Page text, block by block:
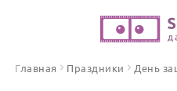
Главная Праздники День